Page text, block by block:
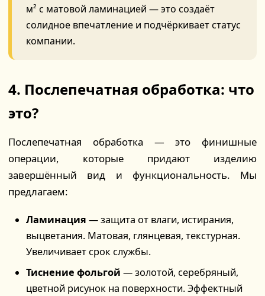
м² с матовой ламинацией — это создаёт
солидное впечатление и подчёркивает статус
компании.
4. Послепечатная обработка: что
это?
Послепечатная обработка — это финишные
операции, которые придают изделию
завершённый вид и функциональность. Мы
предлагаем:
Ламинация — защита от влаги, истирания,
выцветания. Матовая, глянцевая, текстурная.
Увеличивает срок службы.
Тиснение фольгой — золотой, серебряный,
цветной рисунок на поверхности. Эффектный